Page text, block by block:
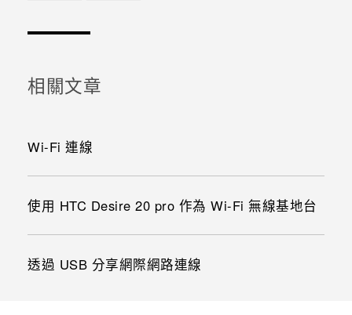
相關文章
Wi-Fi 連線
使用 HTC Desire 20 pro 作為 Wi-Fi 無線基地台
透過 USB 分享網際網路連線